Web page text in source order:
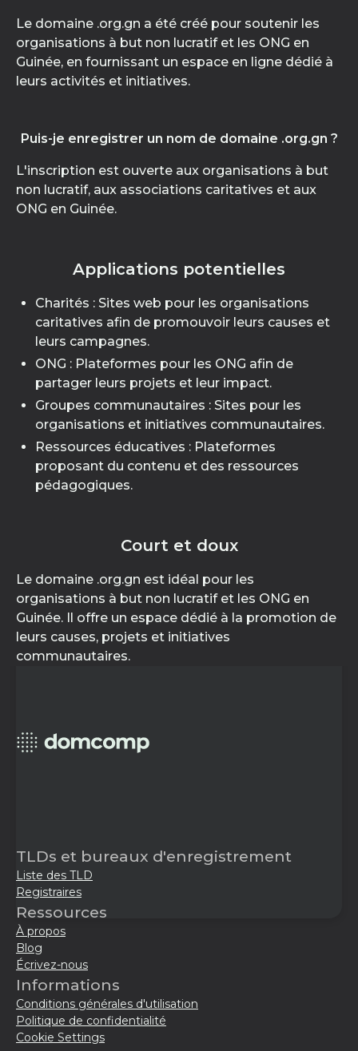
Le domaine .org.gn a été créé pour soutenir les
organisations à but non lucratif et les ONG en
Guinée, en fournissant un espace en ligne dédié à
leurs activités et initiatives.
Puis-je enregistrer un nom de domaine .org.gn ?
L'inscription est ouverte aux organisations à but
non lucratif, aux associations caritatives et aux
ONG en Guinée.
Applications potentielles
Charités : Sites web pour les organisations
caritatives afin de promouvoir leurs causes et
leurs campagnes.
ONG : Plateformes pour les ONG afin de
partager leurs projets et leur impact.
Groupes communautaires : Sites pour les
organisations et initiatives communautaires.
Ressources éducatives : Plateformes
proposant du contenu et des ressources
pédagogiques.
Court et doux
Le domaine .org.gn est idéal pour les
organisations à but non lucratif et les ONG en
Guinée. Il offre un espace dédié à la promotion de
leurs causes, projets et initiatives
communautaires.
TLDs et bureaux d'enregistrement
Liste des TLD
Registraires
Ressources
À propos
Blog
Écrivez-nous
Informations
Conditions générales d'utilisation
Politique de confidentialité
Cookie Settings